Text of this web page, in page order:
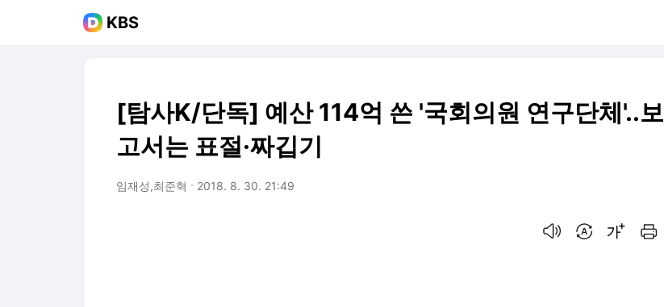
KBS
[탐사K/단독] 예산 114억 쓴 '국회의원 연구단체'..보
고서는 표절·짜깁기
임재성,최준혁 2018. 8. 30. 21:49